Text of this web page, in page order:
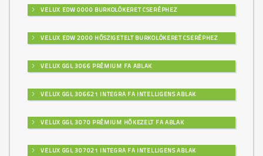
VELUX EDW 0000 BURKOLÓKERET CSERÉPHEZ
VELUX EDW 2000 HŐSZIGETELT BURKOLÓKERET CSERÉPHEZ
VELUX GGL 3066 PRÉMIUM FA ABLAK
VELUX GGL 306621 INTEGRA FA INTELLIGENS ABLAK
VELUX GGL 3070 PRÉMIUM HŐKEZELT FA ABLAK
VELUX GGL 307021 INTEGRA FA INTELLIGENS ABLAK